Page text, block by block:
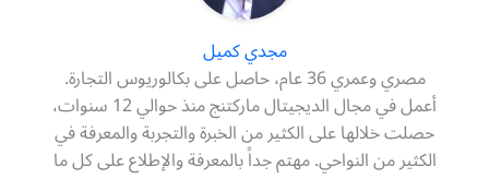
مجدي كميل
مصري وعمري 36 عام، حاصل على بكالوريوس التجارة.
أعمل في مجال الديجيتال ماركتنج منذ حوالي 12 سنوات،
حصلت خلالها على الكثير من الخبرة والتجربة والمعرفة في
الكثير من النواحي. مهتم جداً بالمعرفة والإطلاع على كل ما